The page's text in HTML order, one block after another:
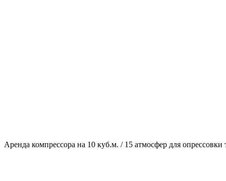
Аренда компрессора на 10 куб.м. / 15 атмосфер для опрессовки